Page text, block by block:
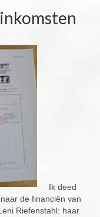
Ik deed
de financiën van
Riefenstahl: haar